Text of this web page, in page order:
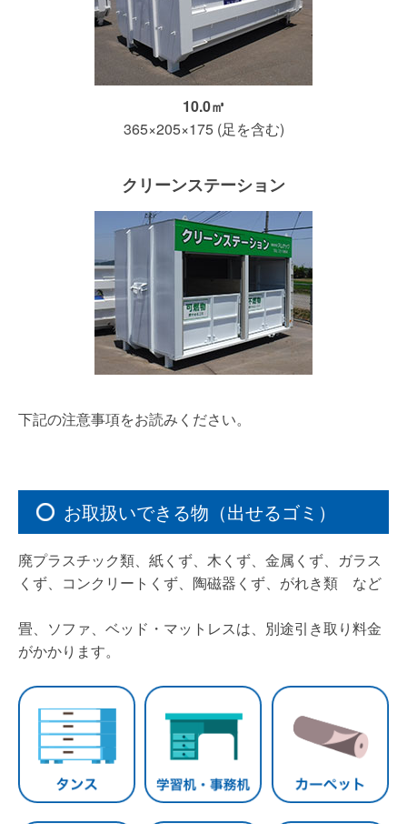
10.0㎥
365×205×175 (足を含む)
クリーンステーション
下記の注意事項をお読みください。
お取扱いできる物（出せるゴミ）
廃プラスチック類、紙くず、木くず、金属くず、ガラス
くず、コンクリートくず、陶磁器くず、がれき類 など
畳、ソファ、ベッド・マットレスは、別途引き取り料金
がかかります。